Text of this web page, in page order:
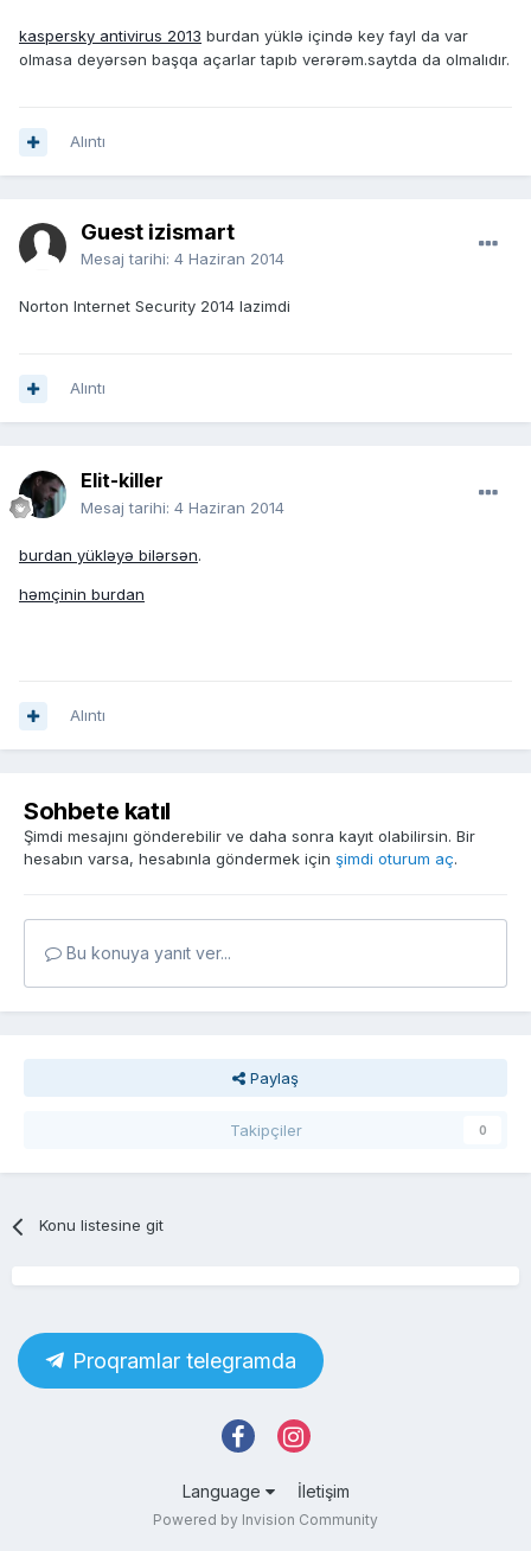
kaspersky antivirus 2013 burdan yüklə içində key fayl da var
olmasa deyərsən başqa açarlar tapıb verərəm.saytda da olmalıdır.
Alıntı
Guest izismart
Mesaj tarihi: 4 Haziran 2014
Norton Internet Security 2014 lazimdi
Alıntı
Elit-killer
Mesaj tarihi: 4 Haziran 2014
burdan yükləyə bilərsən.
həmçinin burdan
Alıntı
Sohbete katıl
Şimdi mesajını gönderebilir ve daha sonra kayıt olabilirsin. Bir
hesabın varsa, hesabınla göndermek için şimdi oturum aç.
Bu konuya yanıt ver...
Paylaş
Takipçiler 0
Konu listesine git
Proqramlar telegramda
Language İletişim
Powered by Invision Community